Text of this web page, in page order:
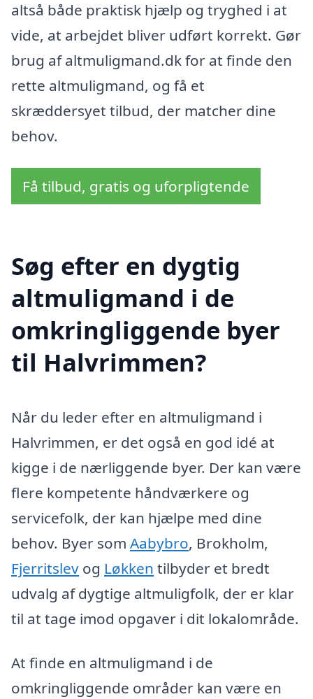
altså både praktisk hjælp og tryghed i at
vide, at arbejdet bliver udført korrekt. Gør
brug af altmuligmand.dk for at finde den
rette altmuligmand, og få et
skræddersyet tilbud, der matcher dine
behov.
Få tilbud, gratis og uforpligtende
Søg efter en dygtig
altmuligmand i de
omkringliggende byer
til Halvrimmen?
Når du leder efter en altmuligmand i
Halvrimmen, er det også en god idé at
kigge i de nærliggende byer. Der kan være
flere kompetente håndværkere og
servicefolk, der kan hjælpe med dine
behov. Byer som Aabybro, Brokholm,
Fjerritslev og Løkken tilbyder et bredt
udvalg af dygtige altmuligfolk, der er klar
til at tage imod opgaver i dit lokalområde.
At finde en altmuligmand i de
omkringliggende områder kan være en